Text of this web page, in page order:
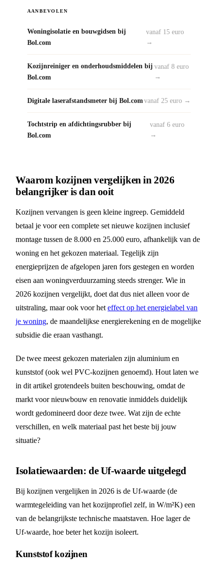
AANBEVOLEN
Woningisolatie en bouwgidsen bij
Bol.com
vanaf 15 euro
→
Kozijnreiniger en onderhoudsmiddelen bij
Bol.com
vanaf 8 euro
→
Digitale laserafstandsmeter bij Bol.com vanaf 25 euro →
Tochtstrip en afdichtingsrubber bij
Bol.com
vanaf 6 euro
→
Waarom kozijnen vergelijken in 2026
belangrijker is dan ooit
Kozijnen vervangen is geen kleine ingreep. Gemiddeld
betaal je voor een complete set nieuwe kozijnen inclusief
montage tussen de 8.000 en 25.000 euro, afhankelijk van de
woning en het gekozen materiaal. Tegelijk zijn
energieprijzen de afgelopen jaren fors gestegen en worden
eisen aan woningverduurzaming steeds strenger. Wie in
2026 kozijnen vergelijkt, doet dat dus niet alleen voor de
uitstraling, maar ook voor het effect op het energielabel van
je woning, de maandelijkse energierekening en de mogelijke
subsidie die eraan vasthangt.
De twee meest gekozen materialen zijn aluminium en
kunststof (ook wel PVC-kozijnen genoemd). Hout laten we
in dit artikel grotendeels buiten beschouwing, omdat de
markt voor nieuwbouw en renovatie inmiddels duidelijk
wordt gedomineerd door deze twee. Wat zijn de echte
verschillen, en welk materiaal past het beste bij jouw
situatie?
Isolatiewaarden: de Uf-waarde uitgelegd
Bij kozijnen vergelijken in 2026 is de Uf-waarde (de
warmtegeleiding van het kozijnprofiel zelf, in W/m²K) een
van de belangrijkste technische maatstaven. Hoe lager de
Uf-waarde, hoe beter het kozijn isoleert.
Kunststof kozijnen